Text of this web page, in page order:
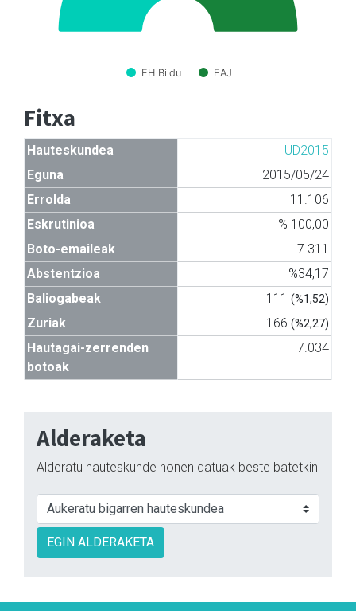
EH Bildu EAJ
Fitxa
Hauteskundea
UD2015
Eguna
2015/05/24
Errolda
11.106
Eskrutinioa
% 100,00
Boto-emaileak
7.311
Abstentzioa
%34,17
Baliogabeak
111 (%1,52)
Zuriak 166 (%2,27)
Hautagai-zerrenden
botoak
7.034
Alderaketa
Alderatu hauteskunde honen datuak beste batetkin
EGIN ALDERAKETA